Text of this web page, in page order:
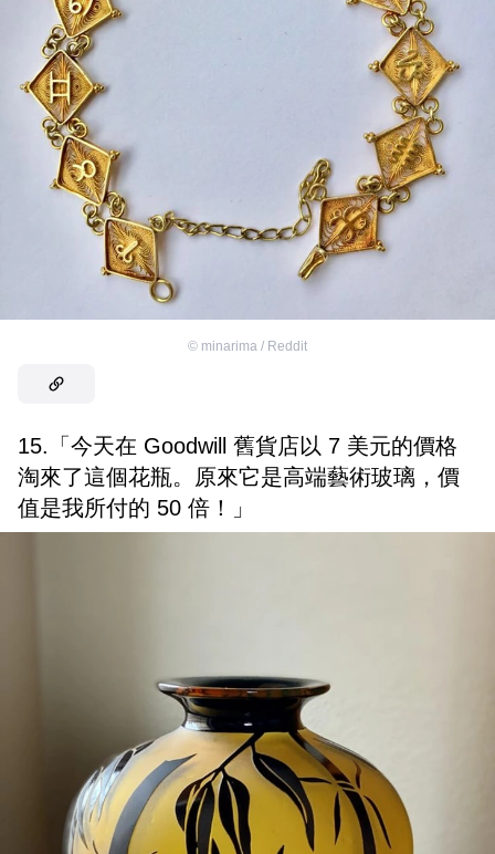
© minarima / Reddit
15.「今天在 Goodwill 舊貨店以 7 美元的價格
淘來了這個花瓶。原來它是高端藝術玻璃，價
值是我所付的 50 倍！」